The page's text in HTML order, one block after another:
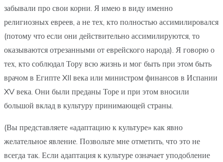
забывали про свои корни. Я имею в виду именно
религиозных евреев, а не тех, кто полностью ассимилировался
(потому что если они действительно ассимилируются, то
оказываются отрезанными от еврейского народа). Я говорю о
тех, кто соблюдал Тору всю жизнь и мог быть при этом быть
врачом в Египте XII века или министром финансов в Испании
XV века. Они были преданы Торе и при этом вносили
большой вклад в культуру принимающей страны.
(Вы представляете «адаптацию к культуре» как явно
желательное явление. Позвольте мне отметить, что это не
всегда так. Если адаптация к культуре означает уподобление